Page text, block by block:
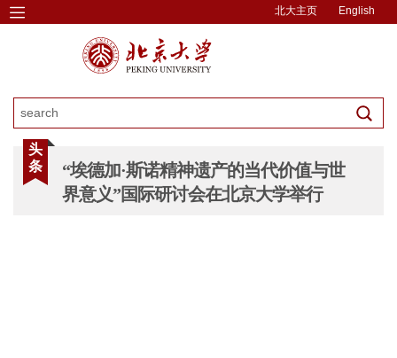
北大主页 English
头
条
“埃德加·斯诺精神遗产的当代价值与世
界意义”国际研讨会在北京大学举行